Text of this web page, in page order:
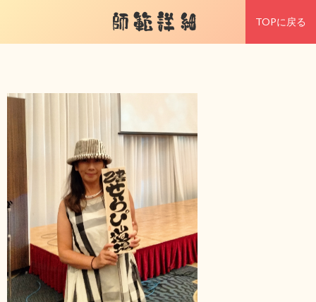
師範詳細 TOPに戻る